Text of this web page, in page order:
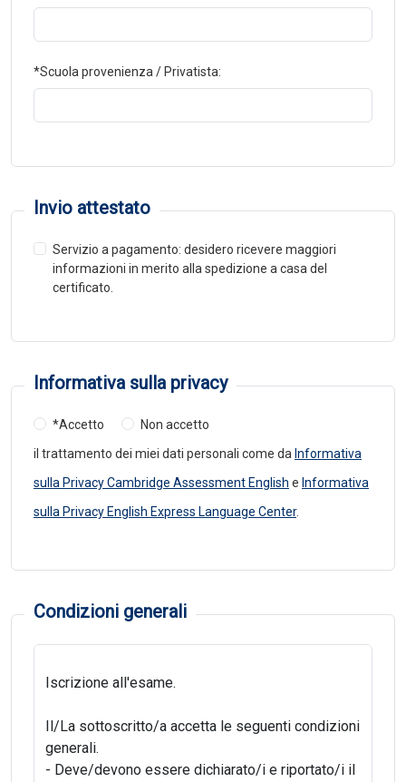
*Scuola provenienza / Privatista:
Invio attestato
Servizio a pagamento: desidero ricevere maggiori
informazioni in merito alla spedizione a casa del
certificato.
Informativa sulla privacy
*Accetto
Non accetto
il trattamento dei miei dati personali come da Informativa
sulla Privacy Cambridge Assessment English e Informativa
sulla Privacy English Express Language Center.
Condizioni generali
Iscrizione all'esame.
Il/La sottoscritto/a accetta le seguenti condizioni
generali.
- Deve/devono essere dichiarato/i e riportato/i il